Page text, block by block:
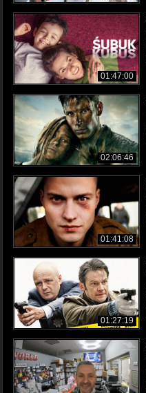
01:47:00
02:06:46
01:41:08
01:27:19